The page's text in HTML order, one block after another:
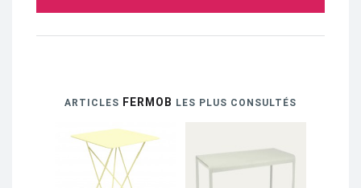
ARTICLES FERMOB LES PLUS CONSULTÉS